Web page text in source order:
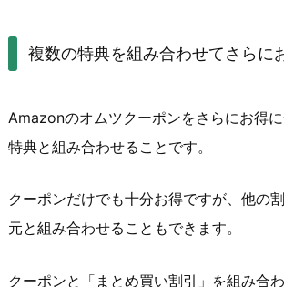
複数の特典を組み合わせてさらに
Amazonのオムツクーポンをさらにお得
特典と組み合わせることです。
クーポンだけでも十分お得ですが、他の
元と組み合わせることもできます。
クーポンと「まとめ買い割引」を組み合